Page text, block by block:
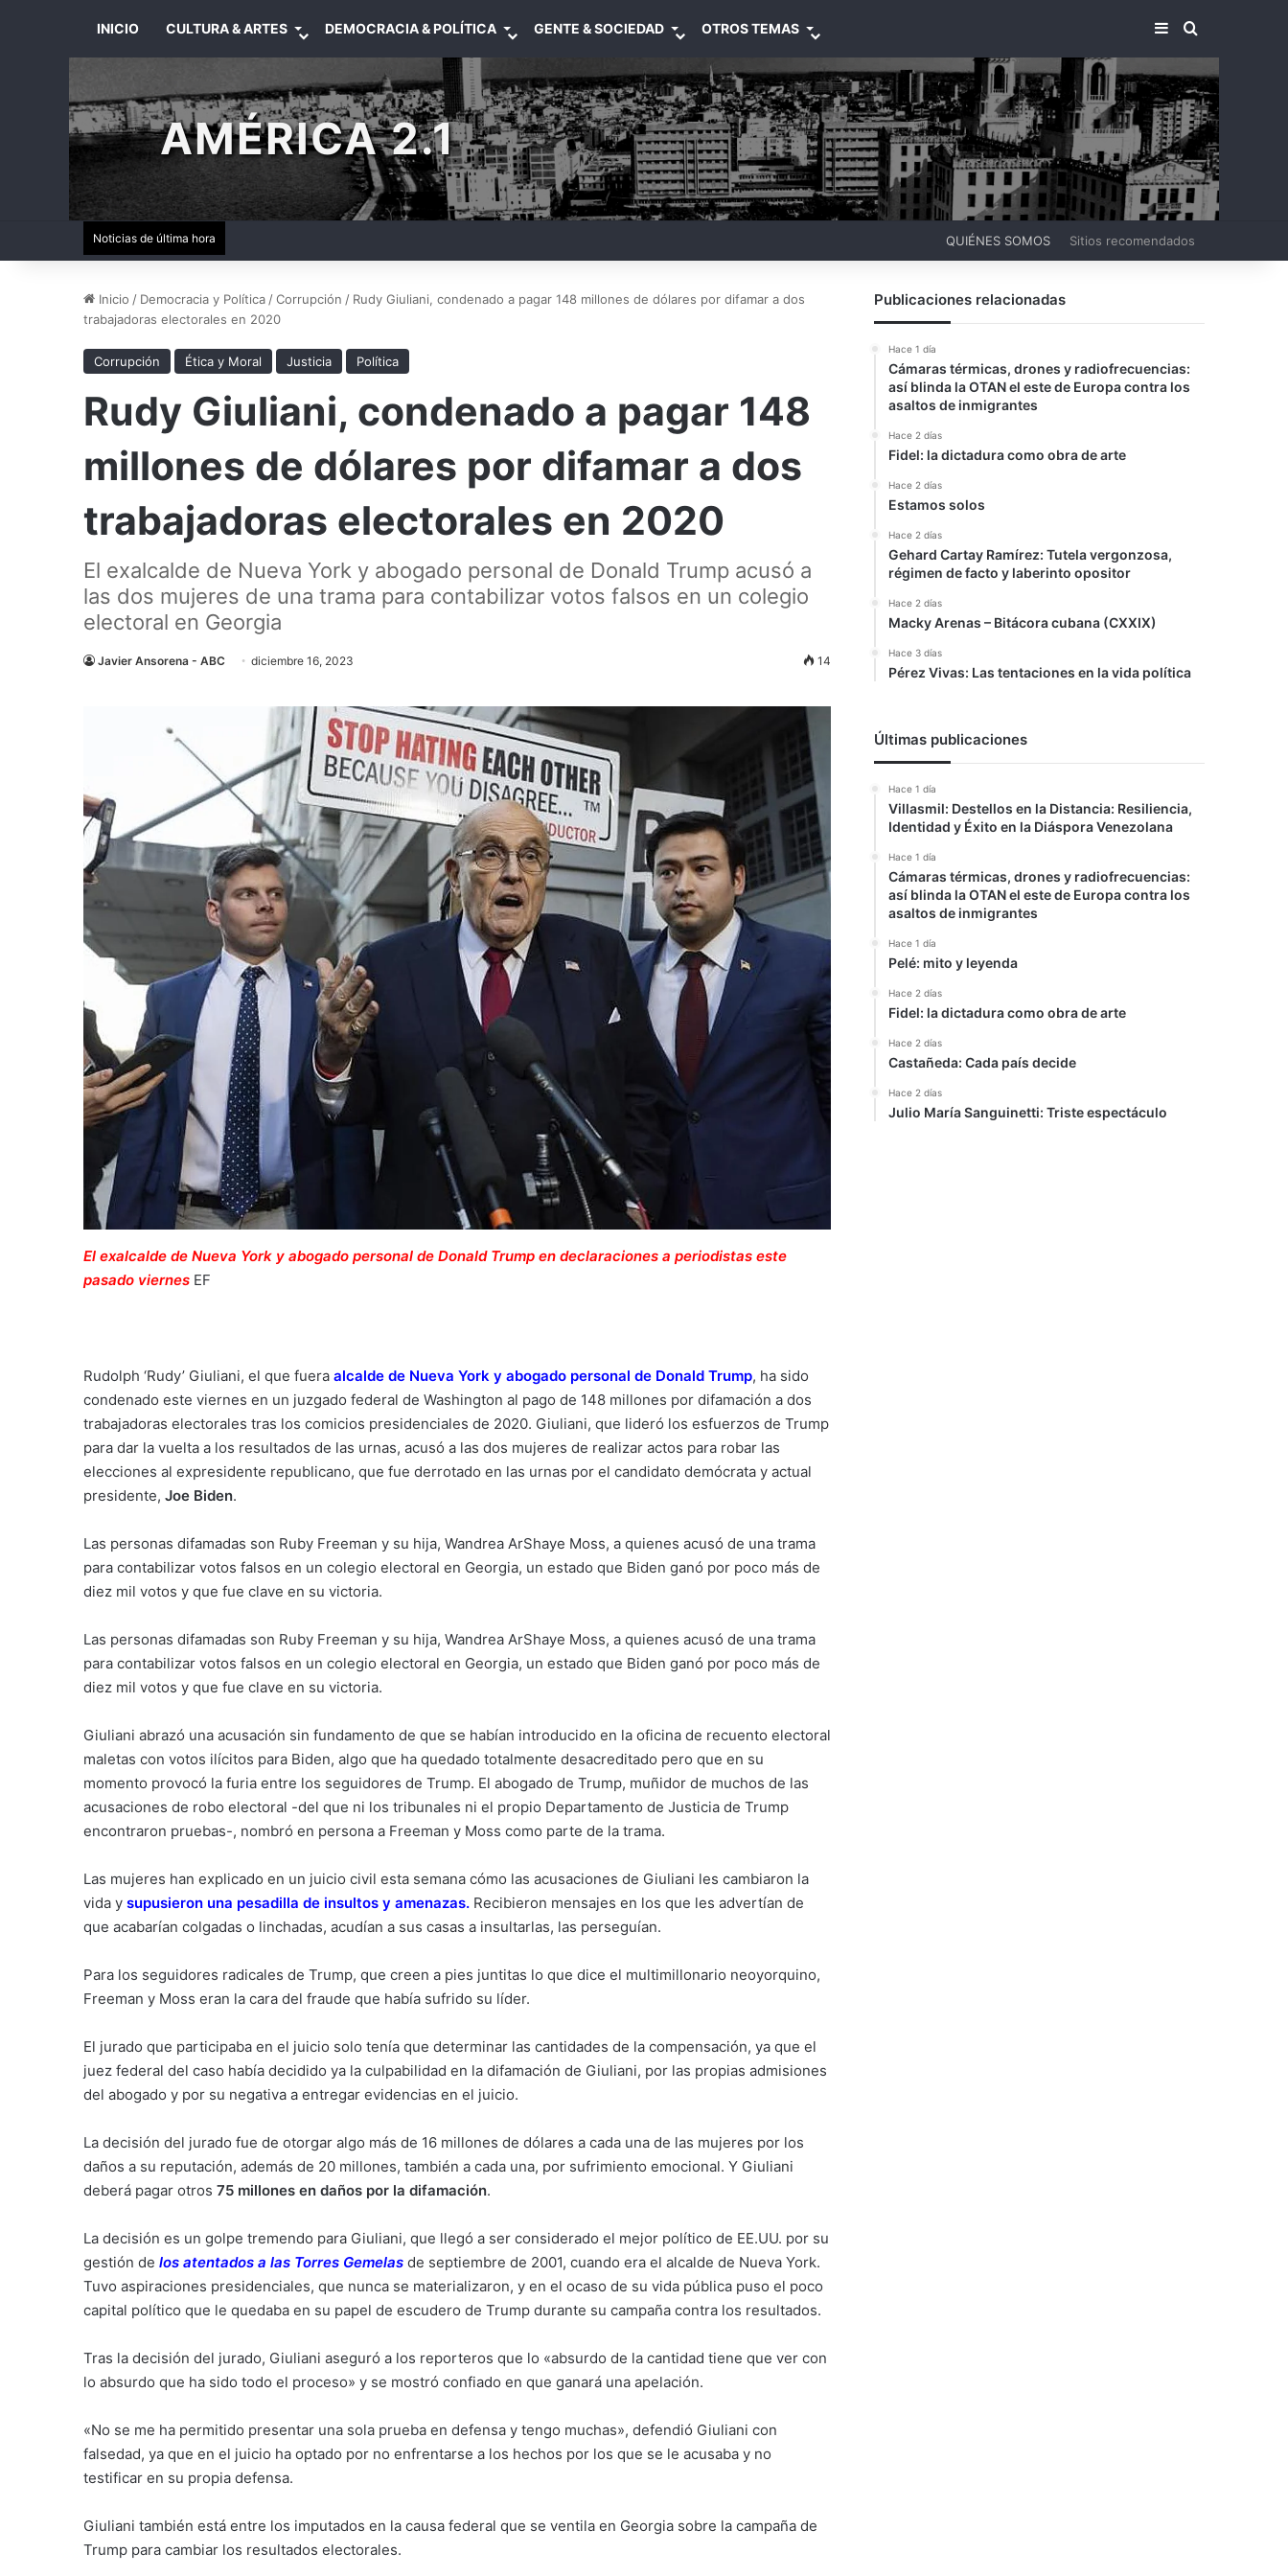
INICIO CULTURA & ARTES DEMOCRACIA & POLÍTICA GENTE & SOCIEDAD OTROS TEMAS BARRA LATERAL
BUSCAR
AMÉRICA 2.1
Noticias de última hora QUIÉNES SOMOS Sitios recomendados
Inicio / Democracia y Política /Corrupción / Rudy Giuliani, condenado a pagar 148 millones de dólares por difamar a dos
trabajadoras electorales en 2020
Corrupción Ética y Moral Justicia Política
Rudy Giuliani, condenado a pagar 148
millones de dólares por difamar a dos
trabajadoras electorales en 2020
El exalcalde de Nueva York y abogado personal de Donald Trump acusó a
las dos mujeres de una trama para contabilizar votos falsos en un colegio
electoral en Georgia
Javier Ansorena - ABC diciembre 16, 2023 14
El exalcalde de Nueva York y abogado personal de Donald Trump en declaraciones a periodistas este
pasado viernes EF
Rudolph ‘Rudy’ Giuliani, el que fuera alcalde de Nueva York y abogado personal de Donald Trump, ha sido
condenado este viernes en un juzgado federal de Washington al pago de 148 millones por difamación a dos
trabajadoras electorales tras los comicios presidenciales de 2020. Giuliani, que lideró los esfuerzos de Trump
para dar la vuelta a los resultados de las urnas, acusó a las dos mujeres de realizar actos para robar las
elecciones al expresidente republicano, que fue derrotado en las urnas por el candidato demócrata y actual
presidente, Joe Biden.
Las personas difamadas son Ruby Freeman y su hija, Wandrea ArShaye Moss, a quienes acusó de una trama
para contabilizar votos falsos en un colegio electoral en Georgia, un estado que Biden ganó por poco más de
diez mil votos y que fue clave en su victoria.
Las personas difamadas son Ruby Freeman y su hija, Wandrea ArShaye Moss, a quienes acusó de una trama
para contabilizar votos falsos en un colegio electoral en Georgia, un estado que Biden ganó por poco más de
diez mil votos y que fue clave en su victoria.
Giuliani abrazó una acusación sin fundamento de que se habían introducido en la oficina de recuento electoral
maletas con votos ilícitos para Biden, algo que ha quedado totalmente desacreditado pero que en su
momento provocó la furia entre los seguidores de Trump. El abogado de Trump, muñidor de muchos de las
acusaciones de robo electoral -del que ni los tribunales ni el propio Departamento de Justicia de Trump
encontraron pruebas-, nombró en persona a Freeman y Moss como parte de la trama.
Las mujeres han explicado en un juicio civil esta semana cómo las acusaciones de Giuliani les cambiaron la
vida y supusieron una pesadilla de insultos y amenazas. Recibieron mensajes en los que les advertían de
que acabarían colgadas o linchadas, acudían a sus casas a insultarlas, las perseguían.
Para los seguidores radicales de Trump, que creen a pies juntitas lo que dice el multimillonario neoyorquino,
Freeman y Moss eran la cara del fraude que había sufrido su líder.
El jurado que participaba en el juicio solo tenía que determinar las cantidades de la compensación, ya que el
juez federal del caso había decidido ya la culpabilidad en la difamación de Giuliani, por las propias admisiones
del abogado y por su negativa a entregar evidencias en el juicio.
La decisión del jurado fue de otorgar algo más de 16 millones de dólares a cada una de las mujeres por los
daños a su reputación, además de 20 millones, también a cada una, por sufrimiento emocional. Y Giuliani
deberá pagar otros 75 millones en daños por la difamación.
La decisión es un golpe tremendo para Giuliani, que llegó a ser considerado el mejor político de EE.UU. por su
gestión de los atentados a las Torres Gemelas de septiembre de 2001, cuando era el alcalde de Nueva York.
Tuvo aspiraciones presidenciales, que nunca se materializaron, y en el ocaso de su vida pública puso el poco
capital político que le quedaba en su papel de escudero de Trump durante su campaña contra los resultados.
Tras la decisión del jurado, Giuliani aseguró a los reporteros que lo «absurdo de la cantidad tiene que ver con
lo absurdo que ha sido todo el proceso» y se mostró confiado en que ganará una apelación.
«No se me ha permitido presentar una sola prueba en defensa y tengo muchas», defendió Giuliani con
falsedad, ya que en el juicio ha optado por no enfrentarse a los hechos por los que se le acusaba y no
testificar en su propia defensa.
Giuliani también está entre los imputados en la causa federal que se ventila en Georgia sobre la campaña de
Trump para cambiar los resultados electorales.
Publicaciones relacionadas
Hace 1 día
Cámaras térmicas, drones y radiofrecuencias:
así blinda la OTAN el este de Europa contra los
asaltos de inmigrantes
Hace 2 días
Fidel: la dictadura como obra de arte
Hace 2 días
Estamos solos
Hace 2 días
Gehard Cartay Ramírez: Tutela vergonzosa,
régimen de facto y laberinto opositor
Hace 2 días
Macky Arenas – Bitácora cubana (CXXIX)
Hace 3 días
Pérez Vivas: Las tentaciones en la vida política
Últimas publicaciones
Hace 1 día
Villasmil: Destellos en la Distancia: Resiliencia,
Identidad y Éxito en la Diáspora Venezolana
Hace 1 día
Cámaras térmicas, drones y radiofrecuencias:
así blinda la OTAN el este de Europa contra los
asaltos de inmigrantes
Hace 1 día
Pelé: mito y leyenda
Hace 2 días
Fidel: la dictadura como obra de arte
Hace 2 días
Castañeda: Cada país decide
Hace 2 días
Julio María Sanguinetti: Triste espectáculo